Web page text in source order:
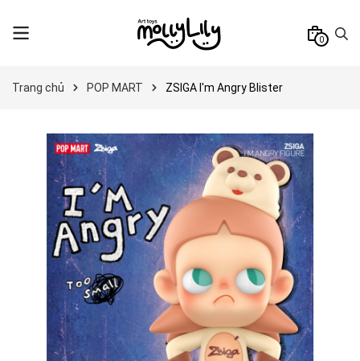
0
Trang chủ POP MART ZSIGA I'm Angry Blister